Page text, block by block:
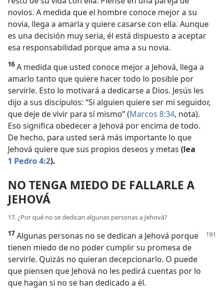
novios. A medida que el hombre conoce mejor a su
novia, llega a amarla y quiere casarse con ella. Aunque
es una decisión muy seria, él está dispuesto a aceptar
esa responsabilidad porque ama a su novia.
16 A medida que usted conoce mejor a Jehová, llega a
amarlo tanto que quiere hacer todo lo posible por
servirle. Esto lo motivará a dedicarse a Dios. Jesús les
dijo a sus discípulos: “Si alguien quiere ser mi seguidor,
que deje de vivir para sí mismo” (Marcos 8:34, nota).
Eso significa obedecer a Jehová por encima de todo.
De hecho, para usted será más importante lo que
Jehová quiere que sus propios deseos y metas (lea
1 Pedro 4:2).
NO TENGA MIEDO DE FALLARLE A
JEHOVÁ
17. ¿Por qué no se dedican algunas personas a Jehová?
17 Algunas personas no se dedican a Jehová porque
tienen miedo de no poder cumplir su promesa de
servirle. Quizás no quieran decepcionarlo. O puede
que piensen que Jehová no les pedirá cuentas por lo
que hagan si no se han dedicado a él.